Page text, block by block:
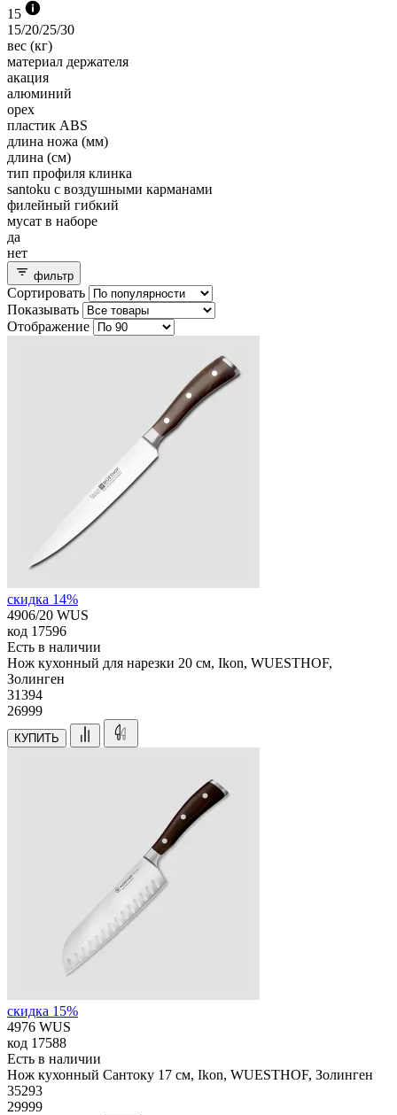
15
15/20/25/30
вес (кг)
материал держателя
акация
алюминий
орех
пластик ABS
длина ножа (мм)
длина (см)
тип профиля клинка
santoku с воздушными карманами
филейный гибкий
мусат в наборе
да
нет
фильтр
Сортировать
Показывать
Отображение
скидка 14%
4906/20 WUS
код 17596
Есть в наличии
Нож кухонный для нарезки 20 см, Ikon, WUESTHOF,
Золинген
31394
26999
КУПИТЬ
скидка 15%
4976 WUS
код 17588
Есть в наличии
Нож кухонный Сантоку 17 см, Ikon, WUESTHOF, Золинген
35293
29999